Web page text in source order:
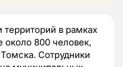
территорий в рамках
около 800 человек,
Сотрудники